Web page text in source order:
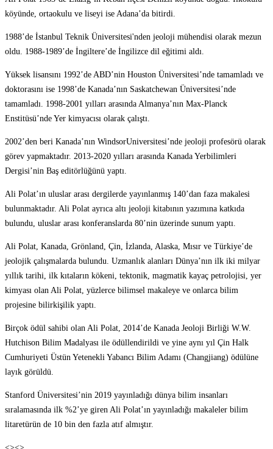
köyünde, ortaokulu ve liseyi ise Adana’da bitirdi.
1988’de İstanbul Teknik Üniversitesi'nden jeoloji mühendisi olarak mezun
oldu. 1988-1989’de İngiltere’de İngilizce dil eğitimi aldı.
Yüksek lisansını 1992’de ABD’nin Houston Üniversitesi’nde tamamladı ve
doktorasını ise 1998’de Kanada’nın Saskatchewan Üniversitesi’nde
tamamladı. 1998-2001 yılları arasında Almanya’nın Max-Planck
Enstitüsü’nde Yer kimyacısı olarak çalıştı.
2002’den beri Kanada’nın WindsorUniversitesi’nde jeoloji profesörü olarak
görev yapmaktadır. 2013-2020 yılları arasında Kanada Yerbilimleri
Dergisi’nin Baş editörlüğünü yaptı.
Ali Polat’ın uluslar arası dergilerde yayınlanmış 140’dan faza makalesi
bulunmaktadır. Ali Polat ayrıca altı jeoloji kitabının yazımına katkıda
bulundu, uluslar arası konferanslarda 80’nin üzerinde sunum yaptı.
Ali Polat, Kanada, Grönland, Çin, İzlanda, Alaska, Mısır ve Türkiye’de
jeolojik çalışmalarda bulundu. Uzmanlık alanları Dünya’nın ilk iki milyar
yıllık tarihi, ilk kıtaların kökeni, tektonik, magmatik kayaç petrolojisi, yer
kimyası olan Ali Polat, yüzlerce bilimsel makaleye ve onlarca bilim
projesine bilirkişilik yaptı.
Birçok ödül sahibi olan Ali Polat, 2014’de Kanada Jeoloji Birliği W.W.
Hutchison Bilim Madalyası ile ödüllendirildi ve yine aynı yıl Çin Halk
Cumhuriyeti Üstün Yetenekli Yabancı Bilim Adamı (Changjiang) ödülüne
layık görüldü.
Stanford Üniversitesi’nin 2019 yayınladığı dünya bilim insanları
sıralamasında ilk %2’ye giren Ali Polat’ın yayınladığı makaleler bilim
litaretürün de 10 bin den fazla atıf almıştır.